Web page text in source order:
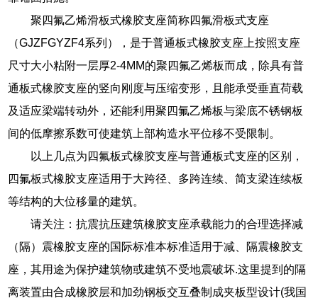
聚四氟乙烯滑板式橡胶支座简称四氟滑板式支座
（GJZFGYZF4系列），是于普通板式橡胶支座上按照支座
尺寸大小粘附一层厚2-4MM的聚四氟乙烯板而成，除具有普
通板式橡胶支座的竖向刚度与压缩变形，且能承受垂直荷载
及适应梁端转动外，还能利用聚四氟乙烯板与梁底不锈钢板
间的低摩擦系数可使建筑上部构造水平位移不受限制。
以上几点为四氟板式橡胶支座与普通板式支座的区别，
四氟板式橡胶支座适用于大跨径、多跨连续、简支梁连续板
等结构的大位移量的建筑。
请关注：抗震抗压建筑橡胶支座承载能力的合理选择减
（隔）震橡胶支座的国际标准本标准适用于减、隔震橡胶支
座，其用途为保护建筑物或建筑不受地震破坏.这里提到的隔
离装置由合成橡胶层和加劲钢板交互叠制成夹板型设计(我国